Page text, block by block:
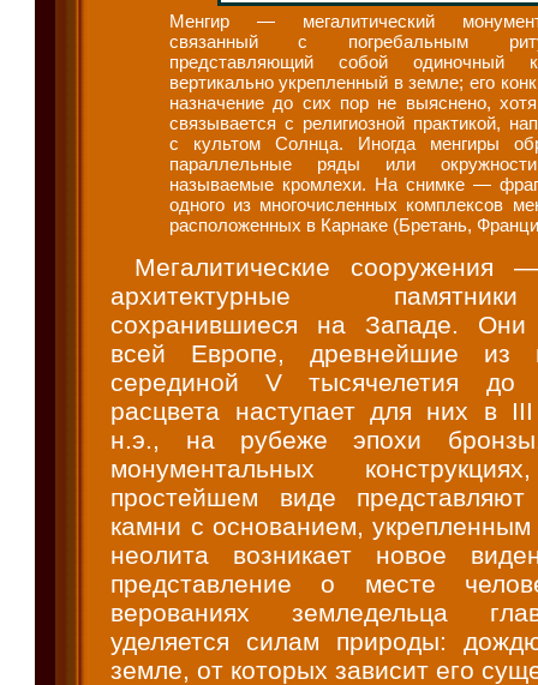
Менгир — мегалитический
связанный с погребальным
представляющий собой одиночный
вертикально укрепленный в земле; его
назначение до сих пор не выяснено,
связывается с религиозной практикой,
с культом Солнца. Иногда менгиры
параллельные ряды или
называемые кромлехи. На снимке —
одного из многочисленных комплексов
расположенных в Карнаке (Бретань,
Мегалитические сооружения
архитектурные
сохранившиеся на Западе. Они
всей Европе, древнейшие из
серединой V тысячелетия
расцвета наступает для них в
н.э., на рубеже эпохи
монументальных
простейшем виде
камни с основанием,
неолита возникает новое
представление о месте
верованиях земледельца
уделяется силам природы:
земле, от которых зависит его